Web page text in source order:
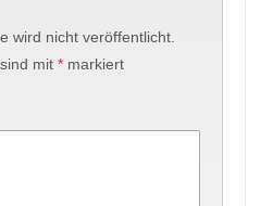
wird nicht veröffentlicht.
mit * markiert